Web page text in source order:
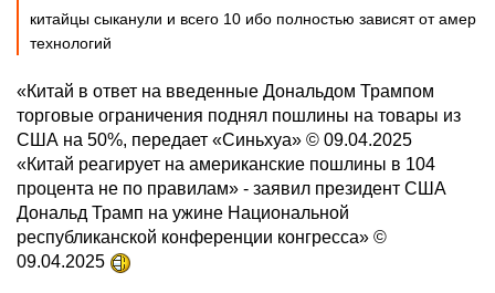
китайцы сыканули и всего 10 ибо полностью зависят от амер
технологий
«Китай в ответ на введенные Дональдом Трампом
торговые ограничения поднял пошлины на товары из
США на 50%, передает «Синьхуа» © 09.04.2025
«Китай реагирует на американские пошлины в 104
процента не по правилам» - заявил президент США
Дональд Трамп на ужине Национальной
республиканской конференции конгресса» ©
09.04.2025